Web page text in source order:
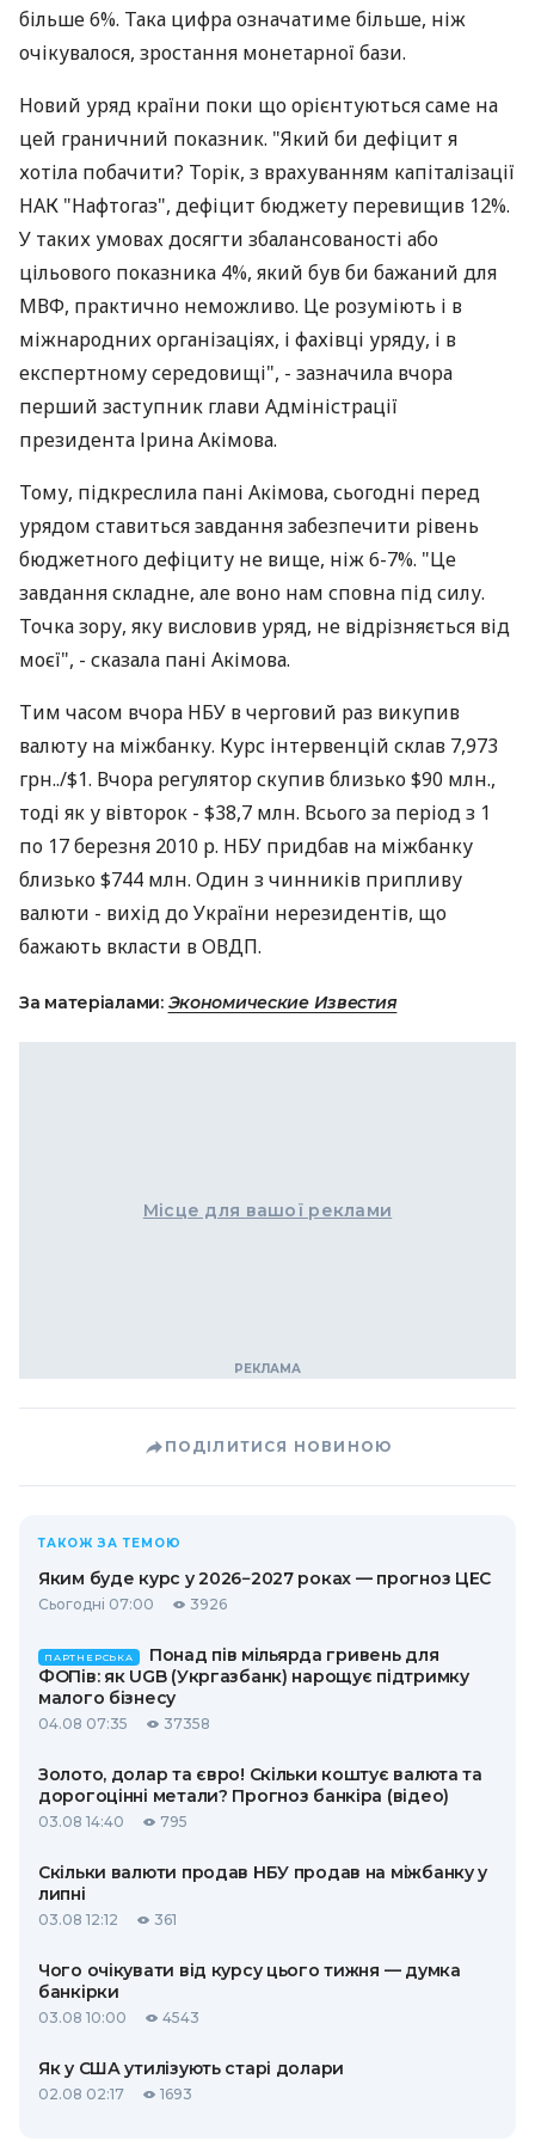
більше 6%. Така цифра означатиме більше, ніж
очікувалося, зростання монетарної бази.
Новий уряд країни поки що орієнтуються саме на
цей граничний показник. "Який би дефіцит я
хотіла побачити? Торік, з врахуванням капіталізації
НАК "Нафтогаз", дефіцит бюджету перевищив 12%.
У таких умовах досягти збалансованості або
цільового показника 4%, який був би бажаний для
МВФ, практично неможливо. Це розуміють і в
міжнародних організаціях, і фахівці уряду, і в
експертному середовищі", - зазначила вчора
перший заступник глави Адміністрації
президента Ірина Акімова.
Тому, підкреслила пані Акімова, сьогодні перед
урядом ставиться завдання забезпечити рівень
бюджетного дефіциту не вище, ніж 6-7%. "Це
завдання складне, але воно нам сповна під силу.
Точка зору, яку висловив уряд, не відрізняється від
моєї", - сказала пані Акімова.
Тим часом вчора НБУ в черговий раз викупив
валюту на міжбанку. Курс інтервенцій склав 7,973
грн../$1. Вчора регулятор скупив близько $90 млн.,
тоді як у вівторок - $38,7 млн. Всього за період з 1
по 17 березня 2010 р. НБУ придбав на міжбанку
близько $744 млн. Один з чинників припливу
валюти - вихід до України нерезидентів, що
бажають вкласти в ОВДП.
За матеріалами: Экономические Известия
Місце для вашої реклами
ПОДІЛИТИСЯ НОВИНОЮ
ТАКОЖ ЗА ТЕМОЮ
Яким буде курс у 2026−2027 роках — прогноз ЦЕС
Сьогодні 07:00 3926
ПАРТНЕРСЬКА
Понад пів мільярда гривень для
ФОПів: як UGB (Укргазбанк) нарощує підтримку
малого бізнесу
04.08 07:35 37358
Золото, долар та євро! Скільки коштує валюта та
дорогоцінні метали? Прогноз банкіра (відео)
03.08 14:40 795
Скільки валюти продав НБУ продав на міжбанку у
липні
03.08 12:12 361
Чого очікувати від курсу цього тижня — думка
банкірки
03.08 10:00 4543
Як у США утилізують старі долари
02.08 02:17 1693